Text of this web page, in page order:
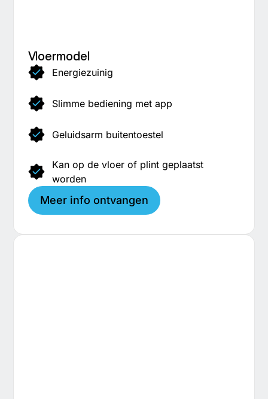
Vloermodel
Energiezuinig
Slimme bediening met app
Geluidsarm buitentoestel
Kan op de vloer of plint geplaatst
worden
Meer info ontvangen